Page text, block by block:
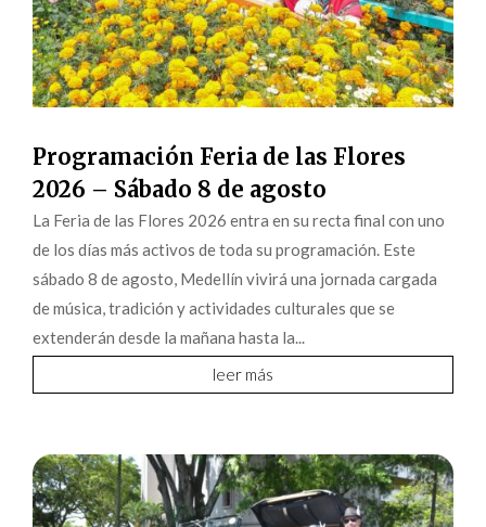
Programación Feria de las Flores
2026 – Sábado 8 de agosto
La Feria de las Flores 2026 entra en su recta final con uno
de los días más activos de toda su programación. Este
sábado 8 de agosto, Medellín vivirá una jornada cargada
de música, tradición y actividades culturales que se
extenderán desde la mañana hasta la...
leer más